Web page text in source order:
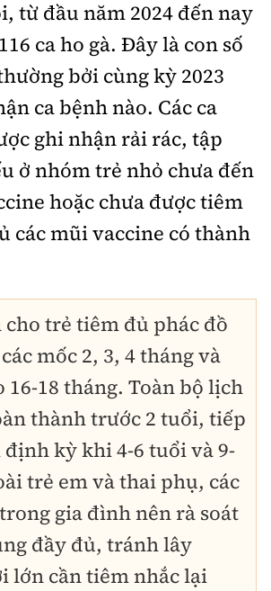
Thị Hồng Nga
Nguyễn Sơn Tùng,
La Đức Hùng
cáo và Phát hành:
057 282
mọi hình thức nếu không có sự
bản.
từ đầu năm 2024 đến nay
ca ho gà. Đây là con số
bởi cùng kỳ 2023
ca bệnh nào. Các ca
ghi nhận rải rác, tập
ở nhóm trẻ nhỏ chưa đến
hoặc chưa được tiêm
các mũi vaccine có thành
cho trẻ tiêm đủ phác đồ
mốc 2, 3, 4 tháng và
16-18 tháng. Toàn bộ lịch
thành trước 2 tuổi, tiếp
kỳ khi 4-6 tuổi và 9-
trẻ em và thai phụ, các
gia đình nên rà soát
đầy đủ, tránh lây
lớn cần tiêm nhắc lại